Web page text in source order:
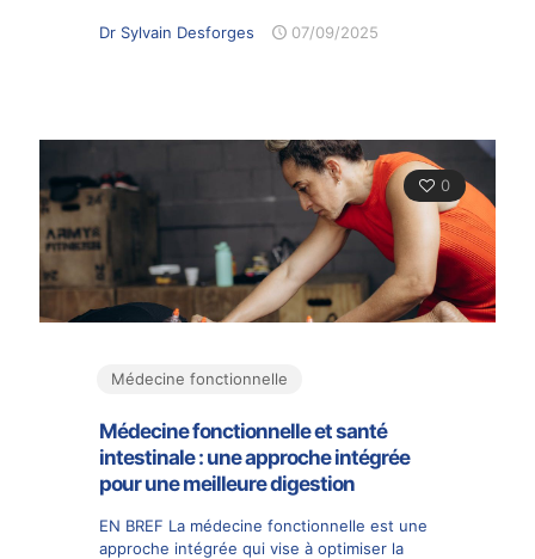
Dr Sylvain Desforges 07/09/2025
0
Médecine fonctionnelle
Médecine fonctionnelle et santé
intestinale : une approche intégrée
pour une meilleure digestion
EN BREF La médecine fonctionnelle est une
approche intégrée qui vise à optimiser la